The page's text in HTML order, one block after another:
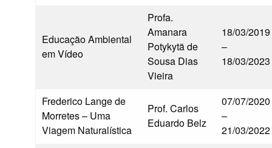
Educação Ambiental
em Vídeo
Profa.
Amanara
Potykytã de
Sousa Dias
Vieira
18/03/2019
–
18/03/2023
Frederico Lange de
Morretes – Uma
Viagem Naturalística
Prof. Carlos
Eduardo Belz
07/07/2020
–
21/03/2022